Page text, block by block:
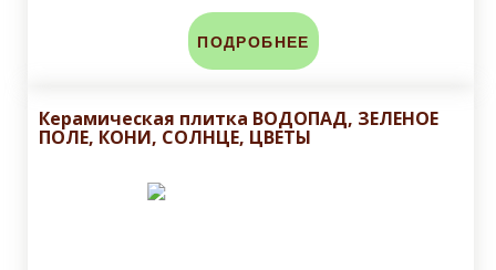
ПОДРОБНЕЕ
Керамическая плитка ВОДОПАД, ЗЕЛЕНОЕ
ПОЛЕ, КОНИ, СОЛНЦЕ, ЦВЕТЫ